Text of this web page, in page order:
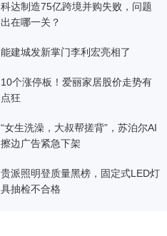
科达制造75亿跨境并购失败，问题
出在哪一关？
能建城发新掌门李利宏亮相了
10个涨停板！爱丽家居股价走势有
点狂
“女生洗澡，大叔帮搓背”，苏泊尔AI
擦边广告紧急下架
贵派照明登质量黑榜，固定式LED灯
具抽检不合格